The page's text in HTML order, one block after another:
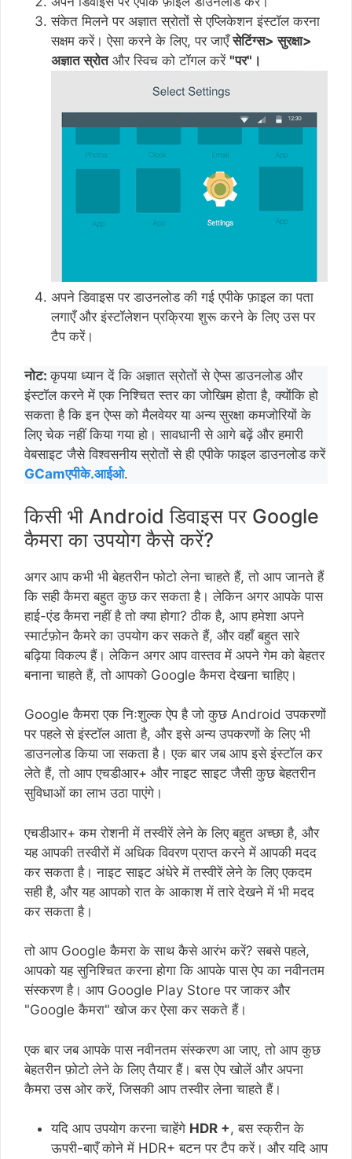
संकेत मिलने पर अज्ञात स्रोतों से एप्लिकेशन इंस्टॉल करना
सक्षम करें। ऐसा करने के लिए, पर जाएँसेटिंग्स> सुरक्षा>
अज्ञात स्रोतऔर स्विच को टॉगल करें "पर"।
अपने डिवाइस पर डाउनलोड की गई एपीके फ़ाइल का पता
लगाएँ और इंस्टॉलेशन प्रक्रिया शुरू करने के लिए उस पर
टैप करें।
नोट:कृपया ध्यान दें कि अज्ञात स्रोतों से ऐप्स डाउनलोड और
इंस्टॉल करने में एक निश्चित स्तर का जोखिम होता है, क्योंकि हो
सकता है कि इन ऐप्स को मैलवेयर या अन्य सुरक्षा कमजोरियों के
लिए चेक नहीं किया गया हो। सावधानी से आगे बढ़ें और हमारी
वेबसाइट जैसे विश्वसनीय स्रोतों से ही एपीके फाइल डाउनलोड करें
GCamएपीके.आईओ.
किसी भी Android डिवाइस पर Google
कैमरा का उपयोग कैसे करें?
अगर आप कभी भी बेहतरीन फोटो लेना चाहते हैं, तो आप जानते हैं
कि सही कैमरा बहुत कुछ कर सकता है। लेकिन अगर आपके पास
हाई-एंड कैमरा नहीं है तो क्या होगा? ठीक है, आप हमेशा अपने
स्मार्टफ़ोन कैमरे का उपयोग कर सकते हैं, और वहाँ बहुत सारे
बढ़िया विकल्प हैं। लेकिन अगर आप वास्तव में अपने गेम को बेहतर
बनाना चाहते हैं, तो आपको Google कैमरा देखना चाहिए।
Google कैमरा एक निःशुल्क ऐप है जो कुछ Android उपकरणों
पर पहले से इंस्टॉल आता है, और इसे अन्य उपकरणों के लिए भी
डाउनलोड किया जा सकता है। एक बार जब आप इसे इंस्टॉल कर
लेते हैं, तो आप एचडीआर+ और नाइट साइट जैसी कुछ बेहतरीन
सुविधाओं का लाभ उठा पाएंगे।
एचडीआर+ कम रोशनी में तस्वीरें लेने के लिए बहुत अच्छा है, और
यह आपकी तस्वीरों में अधिक विवरण प्राप्त करने में आपकी मदद
कर सकता है। नाइट साइट अंधेरे में तस्वीरें लेने के लिए एकदम
सही है, और यह आपको रात के आकाश में तारे देखने में भी मदद
कर सकता है।
तो आप Google कैमरा के साथ कैसे आरंभ करें? सबसे पहले,
आपको यह सुनिश्चित करना होगा कि आपके पास ऐप का नवीनतम
संस्करण है। आप Google Play Store पर जाकर और
"Google कैमरा" खोज कर ऐसा कर सकते हैं।
एक बार जब आपके पास नवीनतम संस्करण आ जाए, तो आप कुछ
बेहतरीन फ़ोटो लेने के लिए तैयार हैं। बस ऐप खोलें और अपना
कैमरा उस ओर करें, जिसकी आप तस्वीर लेना चाहते हैं।
यदि आप उपयोग करना चाहेंगे HDR +, बस स्क्रीन के
ऊपरी-बाएँ कोने में HDR+ बटन पर टैप करें। और यदि आप